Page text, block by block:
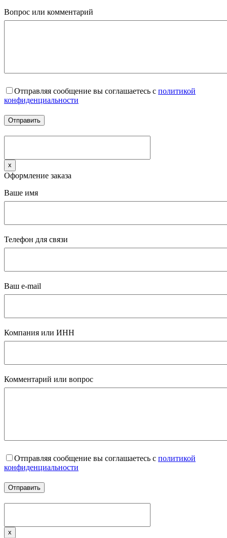
Вопрос или комментарий
Отправляя сообщение вы соглашаетесь с политикой
конфиденциальности
x
Оформление заказа
Ваше имя
Телефон для связи
Ваш e-mail
Компания или ИНН
Комментарий или вопрос
Отправляя сообщение вы соглашаетесь с политикой
конфиденциальности
x